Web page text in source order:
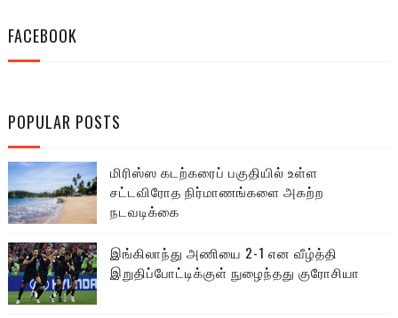
FACEBOOK
POPULAR POSTS
மிரிஸ்ஸ கடற்கரைப் பகுதியில் உள்ள
சட்டவிரோத நிர்மாணங்களை அகற்ற
நடவடிக்கை
இங்கிலாந்து அணியை 2-1 என வீழ்த்தி
இறுதிப்போட்டிக்குள் நுழைந்தது குரோசியா